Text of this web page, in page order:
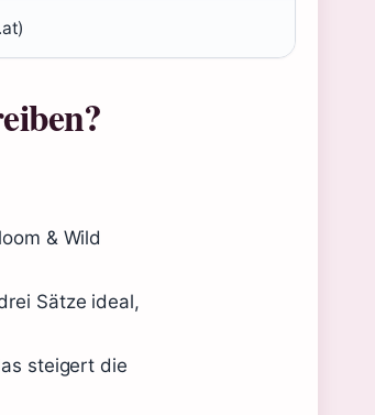
& Wild
Sätze ideal,
steigert die